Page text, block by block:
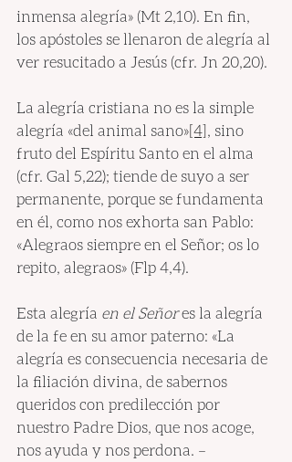
inmensa alegría» (Mt 2,10). En fin,
los apóstoles se llenaron de alegría al
ver resucitado a Jesús (cfr. Jn 20,20).
La alegría cristiana no es la simple
alegría «del animal sano»[4], sino
fruto del Espíritu Santo en el alma
(cfr. Gal 5,22); tiende de suyo a ser
permanente, porque se fundamenta
en él, como nos exhorta san Pablo:
«Alegraos siempre en el Señor; os lo
repito, alegraos» (Flp 4,4).
Esta alegría en el Señor es la alegría
de la fe en su amor paterno: «La
alegría es consecuencia necesaria de
la filiación divina, de sabernos
queridos con predilección por
nuestro Padre Dios, que nos acoge,
nos ayuda y nos perdona. –